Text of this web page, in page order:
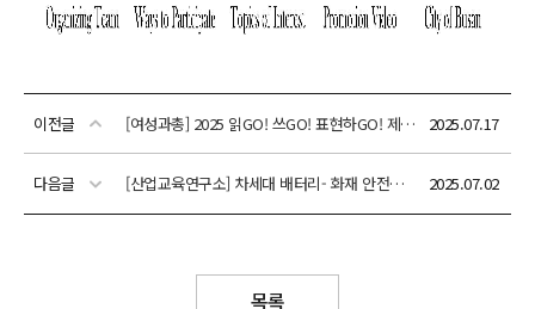
이전글 [여성과총] 2025 읽GO! 쓰GO! 표현하GO! 제10회 독후감 & 숏폼 공모전 안내 2025.07.17
다음글 [산업교육연구소] 차세대 배터리- 화재 안전ㆍ성능 개선을 위한 신기술 개발과 주요 이슈 세미나 안내 2025.07.02
목록